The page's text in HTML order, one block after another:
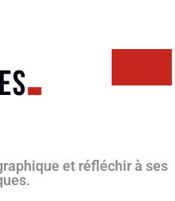
et réfléchir à ses